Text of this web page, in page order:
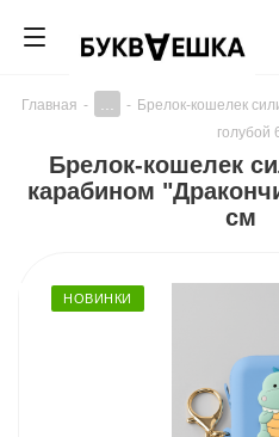
Главная - - Брелок-кошелек
голубой
Брелок-кошелек
карабином
см
НОВИНКИ